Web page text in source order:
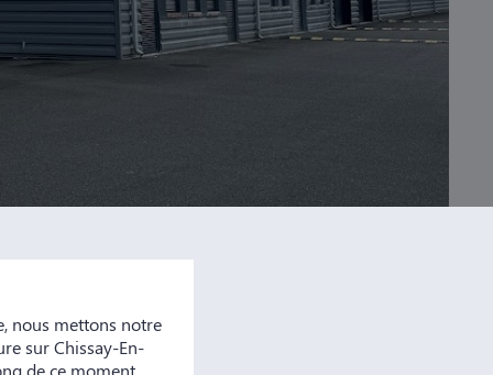
nous mettons notre
sur Chissay-En-
de ce moment